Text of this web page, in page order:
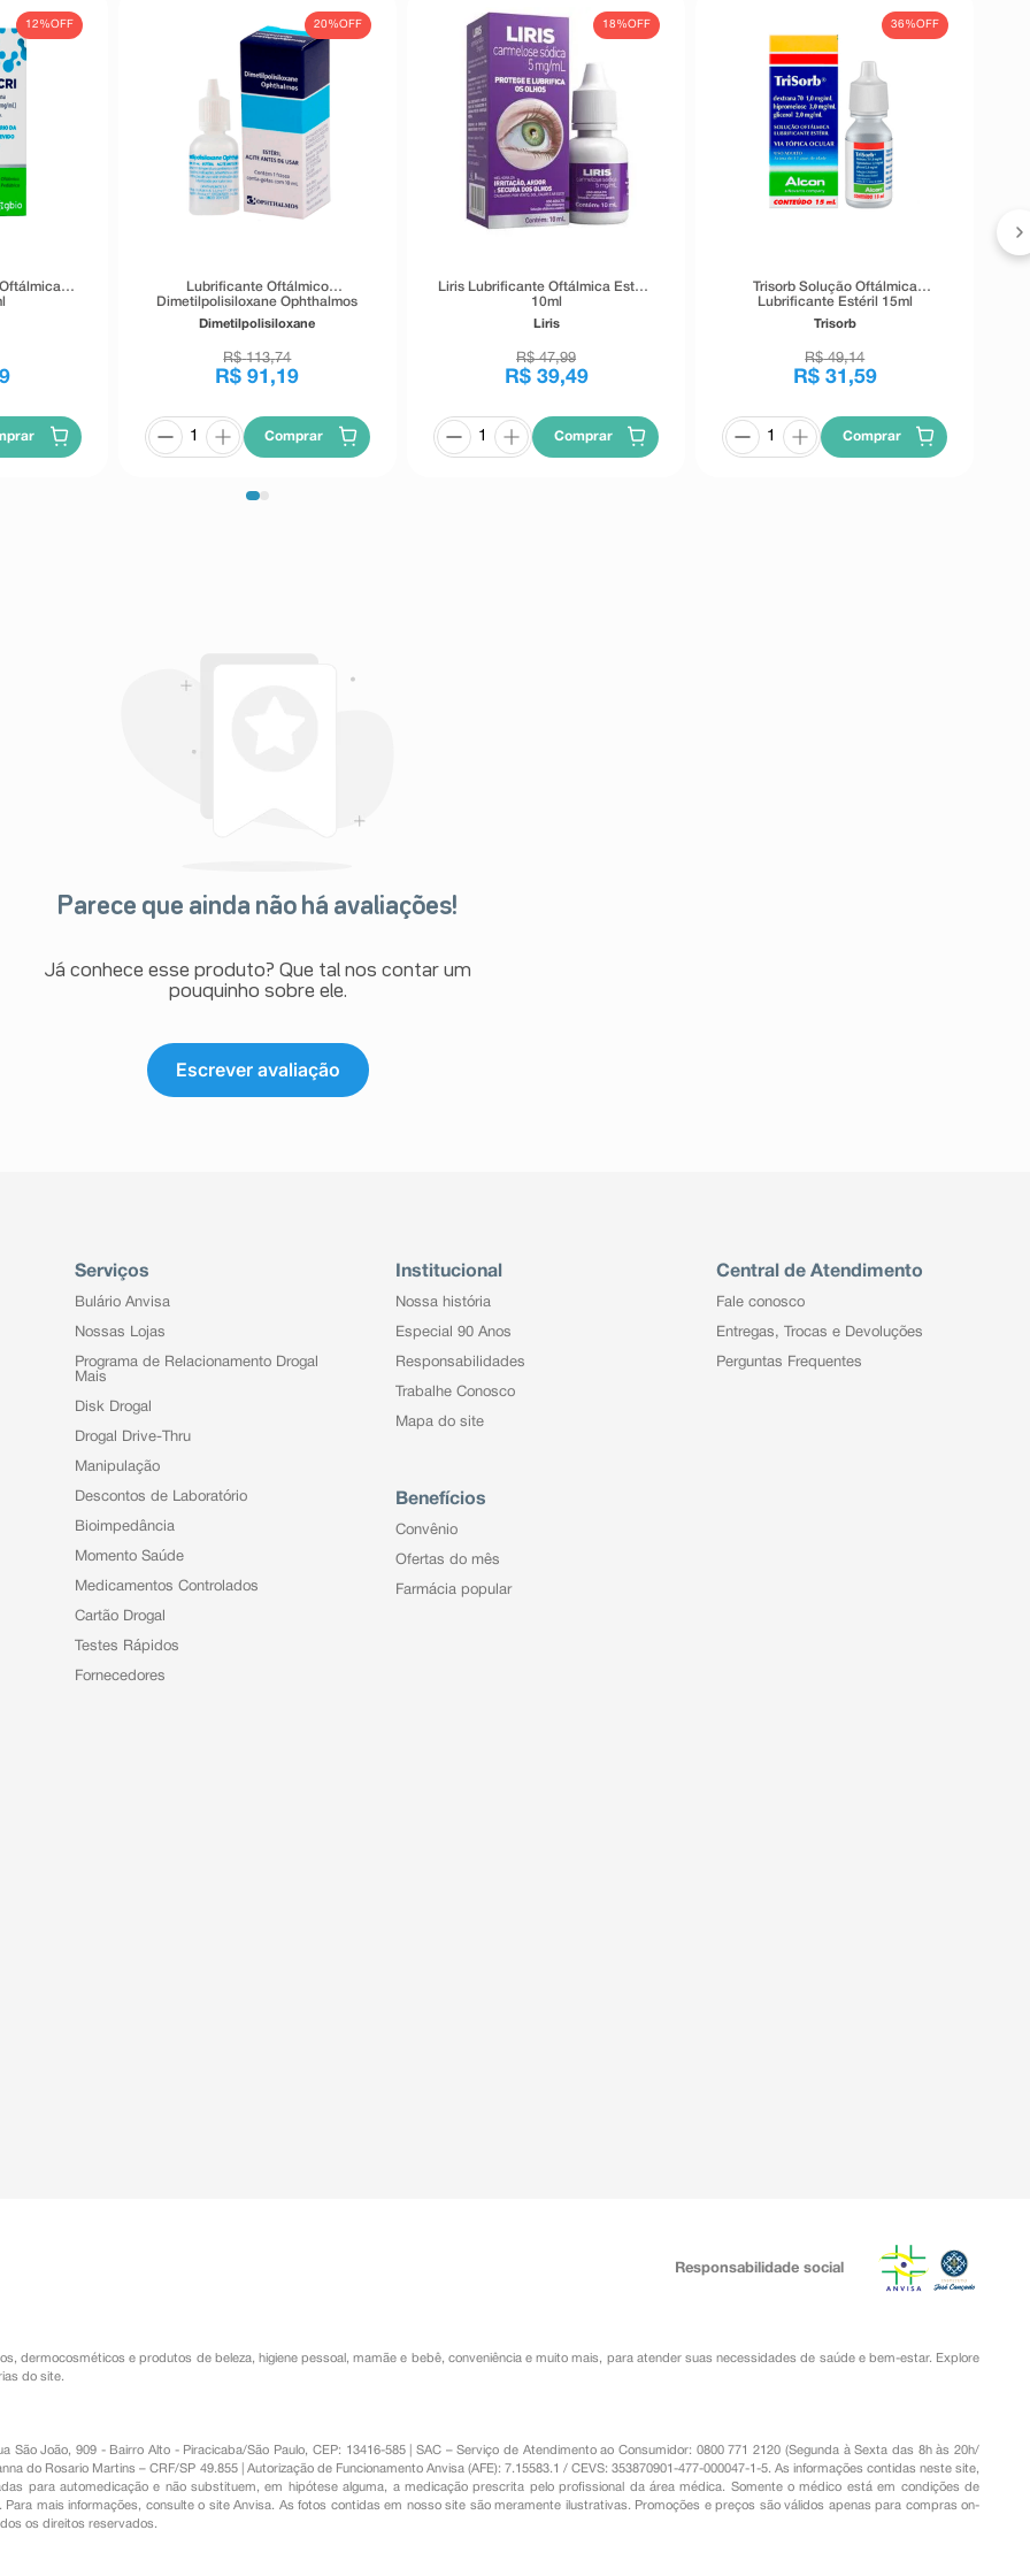
12%OFF 20%OFF
Lubrificante Oftálmico
Dimetilpolisiloxane Ophthalmos
Conta Gotas 10ml
Dimetilpolisiloxane
R$ 113,74
R$ 91 ,19
Comprar
18%OFF
Liris Lubrificante Oftálmica Estéril
10ml
Liris
R$ 47,99
R$ 39,49
Comprar
36%OFF
Trisorb Solução Oftálmica
Lubrificante Estéril 15ml
Trisorb
R$ 49,14
R$ 31 ,59
Comprar
Parece que ainda não há avaliações!
Já conhece esse produto? Que tal nos contar um
pouquinho sobre ele.
Escrever avaliação
Serviços
Bulário Anvisa
Nossas Lojas
Programa de Relacionamento Drogal
Mais
Disk Drogal
Drogal Drive-Thru
Manipulação
Descontos de Laboratório
Bioimpedância
Momento Saúde
Medicamentos Controlados
Cartão Drogal
Testes Rápidos
Fornecedores
Institucional
Nossa história
Especial 90 Anos
Responsabilidades
Trabalhe Conosco
Mapa do site
Benefícios
Convênio
Ofertas do mês
Farmácia popular
Central de Atendimento
Fale conosco
Entregas, Trocas e Devoluções
Perguntas Frequentes
Responsabilidade social
,dermocosméticos e produtos de beleza, higiene pessoal ,mamãe e bebê, conveniênciae muito mais, para atender suas necessidades de saúde e bem-estar. Explore
do site.
São João, 909 - Bairro Alto - Piracicaba/São Paulo, CEP: 13416-585 | SAC – Serviço de Atendimento ao Consumidor: 0800 771 2120 (Segunda à Sexta das 8h às 20h/
do Rosario Martins – CRF/SP 49.855 | Autorização de Funcionamento Anvisa (AFE): 7.15583.1 / CEVS: 353870901-477-000047-1-5. As informações contidas neste site,
para automedicação e não substituem, em hipótese alguma, a medicação prescrita pelo profissional da área médica. Somente o médico está em condições de
mais informações, consulte o site Anvisa. As fotos contidas em nosso site são meramente ilustrativas. Promoções e preços são válidos apenas para compras on-
os direitos reservados.